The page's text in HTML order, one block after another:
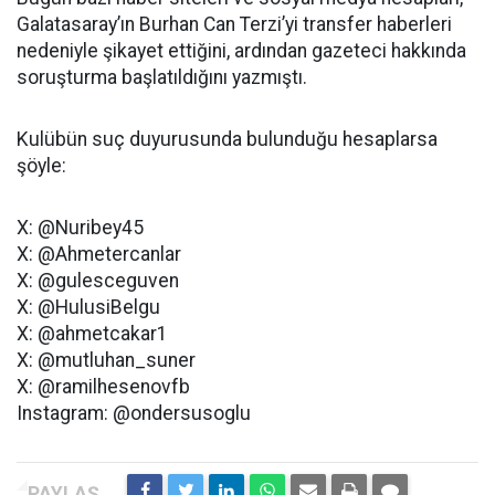
Galatasaray’ın Burhan Can Terzi’yi transfer haberleri
nedeniyle şikayet ettiğini, ardından gazeteci hakkında
soruşturma başlatıldığını yazmıştı.
Kulübün suç duyurusunda bulunduğu hesaplarsa
şöyle:
X: @Nuribey45
X: @Ahmetercanlar
X: @gulesceguven
X: @HulusiBelgu
X: @ahmetcakar1
X: @mutluhan_suner
X: @ramilhesenovfb
Instagram: @ondersusoglu